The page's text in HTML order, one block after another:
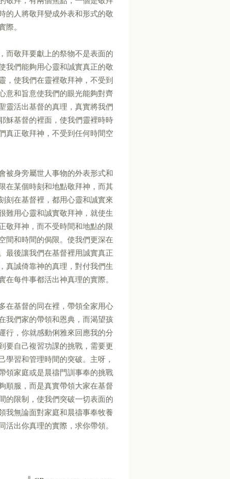
的人將敬拜變成外表和形式的敬
。
而敬拜要獻上的祭物不是表面的
我們能夠用心靈和誠實真正的敬
，使我們在靈裡敬拜神，不受到
意和旨意使我們的眼光能夠對齊
靈活出基督的真理，真實將我們
穌基督的裡面，使我們靈裡時時
真正敬拜神，不受到任何時間空
被身旁屬世人事物的外表形式和
在某個時刻和地點敬拜神，而其
刻在基督裡，都用心靈和誠實來
難用心靈和誠實敬拜神，就使生
敬拜神，而不受時間和地點的限
間和時間的侷限。使我們更深在
最後讓我們在基督裡用誠實真正
真誠倚靠神的真理，對付我們生
每件事都活出神真理的實際。
在基督的同在裡，帶領全家用心
我們家的帶領和恩典，而渴望孩
行，你就感動俐雅來回應我的分
要自己複習功課的挑戰，需要更
學習和管理時間的突破。主呀，
領家庭或是晨禱門訓事奉的挑戰
順服，而是真實帶領大家在基督
的限制，使我們突破一切表面的
我無論面對家庭和晨禱事奉牧養
出你真理的實際，求你帶領。